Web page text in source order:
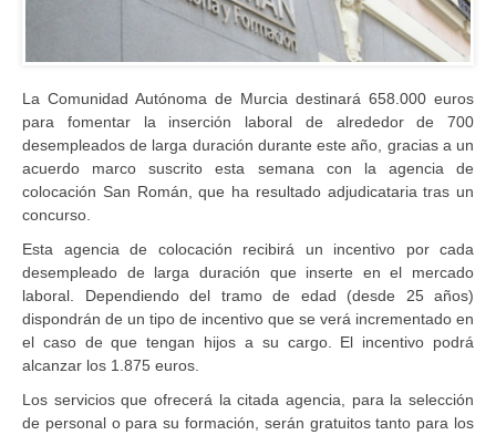
La Comunidad Autónoma de Murcia destinará 658.000 euros
para fomentar la inserción laboral de alrededor de 700
desempleados de larga duración durante este año, gracias a un
acuerdo marco suscrito esta semana con la agencia de
colocación San Román, que ha resultado adjudicataria tras un
concurso.
Esta agencia de colocación recibirá un incentivo por cada
desempleado de larga duración que inserte en el mercado
laboral. Dependiendo del tramo de edad (desde 25 años)
dispondrán de un tipo de incentivo que se verá incrementado en
el caso de que tengan hijos a su cargo. El incentivo podrá
alcanzar los 1.875 euros.
Los servicios que ofrecerá la citada agencia, para la selección
de personal o para su formación, serán gratuitos tanto para los